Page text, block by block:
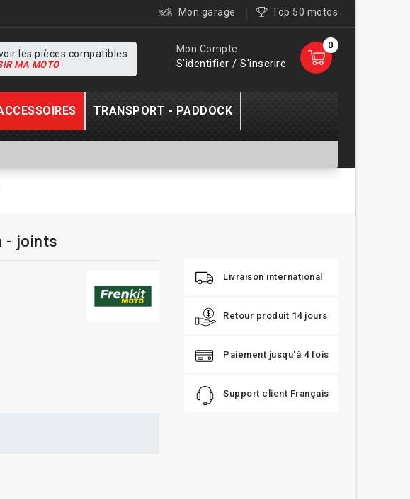
Mon garage Top 50 motos
0
Mon Compte
S'identifier / S'inscrire
les pièces compatibles
MA MOTO
TRANSPORT - PADDOCK
- joints
Livraison international
Retour produit 14 jours
Paiement jusqu'à 4 fois
Support client Français